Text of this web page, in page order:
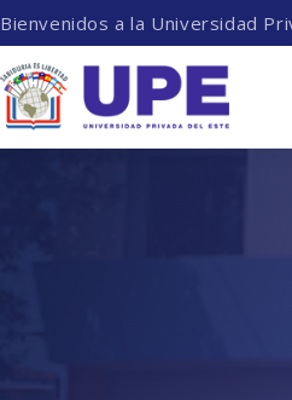
Bienvenidos a la Universidad